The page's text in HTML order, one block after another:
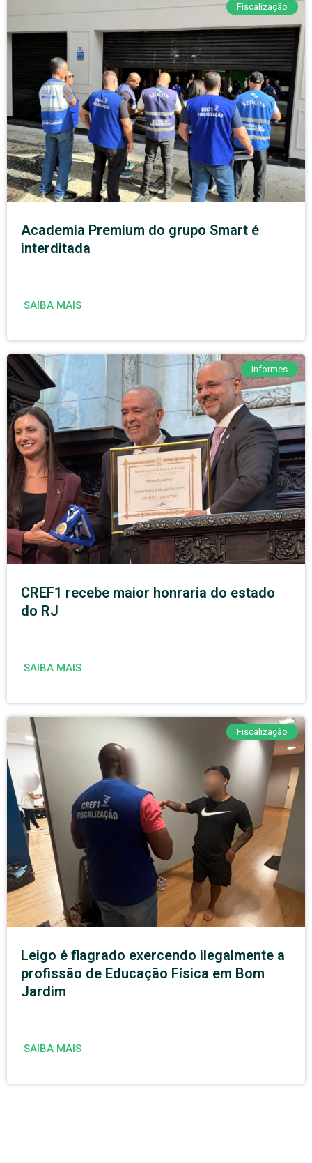
Fiscalização
Academia Premium do grupo Smart é
interditada
SAIBA MAIS
Informes
CREF1 recebe maior honraria do estado
do RJ
SAIBA MAIS
Fiscalização
Leigo é flagrado exercendo ilegalmente a
profissão de Educação Física em Bom
Jardim
SAIBA MAIS